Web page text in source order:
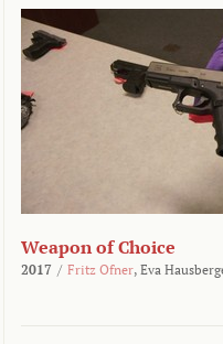
Weapon of Choice
2017 / Fritz Ofner, Eva